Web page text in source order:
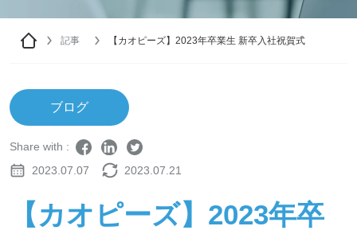
記事 【カオピーズ】2023年卒業生 新卒入社祝賀式
ブログ
Share with :
2023.07.07
2023.07.21
【カオピーズ】2023年卒